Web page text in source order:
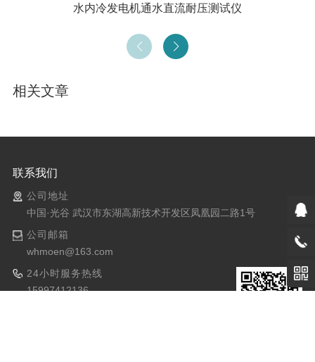
水内冷发电机通水直流耐压测试仪
相关文章
联系我们
公司地址
中国·光谷 武汉市东湖高新技术开发区凤凰园二路1号
公司邮箱
whmoen@163.com
24小时服务热线
15997412136